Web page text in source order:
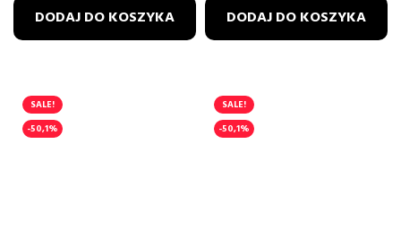
DODAJ DO KOSZYKA DODAJ DO KOSZYKA
SALE!
-50,1%
SALE!
-50,1%